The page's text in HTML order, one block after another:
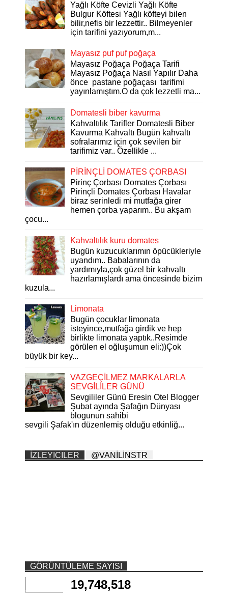
Yağlı Köfte Cevizli Yağlı Köfte
Bulgur Köftesi Yağlı köfteyi bilen
bilir,nefis bir lezzettir.. Bilmeyenler
için tarifini yazıyorum,m...
Mayasız puf puf poğaça
Mayasız Poğaça Poğaça Tarifi
Mayasız Poğaça Nasıl Yapılır Daha
önce pastane poğaçası tarifimi
yayınlamıştım.O da çok lezzetli ma...
Domatesli biber kavurma
Kahvaltılık Tarifler Domatesli Biber
Kavurma Kahvaltı Bugün kahvaltı
sofralarımız için çok sevilen bir
tarifimiz var.. Özellikle ...
PİRİNÇLİ DOMATES ÇORBASI
Pirinç Çorbası Domates Çorbası
Pirinçli Domates Çorbası Havalar
biraz serinledi mi mutfağa girer
hemen çorba yaparım.. Bu akşam
çocu...
Kahvaltılık kuru domates
Bugün kuzucuklarımın öpücükleriyle
uyandım.. Babalarının da
yardımıyla,çok güzel bir kahvaltı
hazırlamışlardı ama öncesinde bizim
kuzula...
Limonata
Bugün çocuklar limonata
isteyince,mutfağa girdik ve hep
birlikte limonata yaptık..Resimde
görülen el oğluşumun eli:))Çok
büyük bir key...
VAZGEÇİLMEZ MARKALARLA
SEVGİLİLER GÜNÜ
Sevgililer Günü Eresin Otel Blogger
Şubat ayında Şafağın Dünyası
blogunun sahibi
sevgili Şafak'ın düzenlemiş olduğu etkinliğ...
İZLEYICILER @VANİLİNSTR
GÖRÜNTÜLEME SAYISI
19,748,518